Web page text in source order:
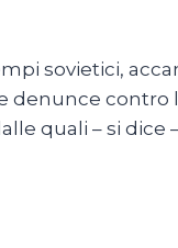
sovietici,
denunce
quali – si